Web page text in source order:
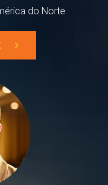
do Norte